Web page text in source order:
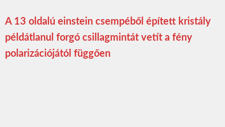
A 13 oldalú einstein csempéből épített kristály
példátlanul forgó csillagmintát vetít a fény
polarizációjától függően